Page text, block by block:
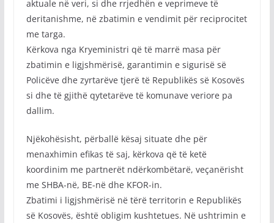
aktuale në veri, si dhe rrjedhën e veprimeve të
deritanishme, në zbatimin e vendimit për reciprocitet
me targa.
Kërkova nga Kryeministri që të marrë masa për
zbatimin e ligjshmërisë, garantimin e sigurisë së
Policëve dhe zyrtarëve tjerë të Republikës së Kosovës
si dhe të gjithë qytetarëve të komunave veriore pa
dallim.
Njëkohësisht, përballë kësaj situate dhe për
menaxhimin efikas të saj, kërkova që të ketë
koordinim me partnerët ndërkombëtarë, veçanërisht
me SHBA-në, BE-në dhe KFOR-in.
Zbatimi i ligjshmërisë në tërë territorin e Republikës
së Kosovës, është obligim kushtetues. Në ushtrimin e